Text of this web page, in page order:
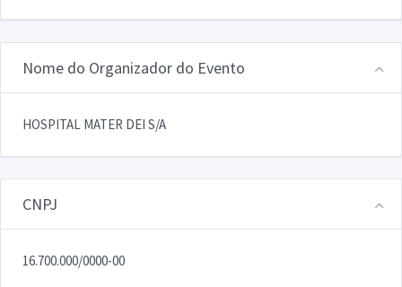
Nome do Organizador do Evento
HOSPITAL MATER DEI S/A
CNPJ
16.700.000/0000-00